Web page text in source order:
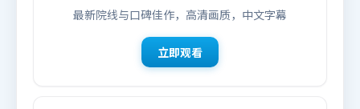
最新院线与口碑佳作，高清画质，中文字幕
立即观看